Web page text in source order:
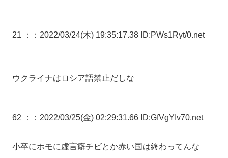
21 ： ：2022/03/24(木) 19:35:17.38 ID:PWs1Ryt/0.net
ウクライナはロシア語禁止だしな
62 ： ：2022/03/25(金) 02:29:31.66 ID:GfVgYIv70.net
小卒にホモに虚言癖チビとか赤い国は終わってんな